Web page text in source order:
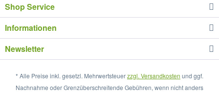
Shop Service
Informationen
Newsletter
* Alle Preise inkl. gesetzl. Mehrwertsteuerzzgl. Versandkosten und ggf.
Nachnahme oder Grenzüberschreitende Gebühren, wenn nicht anders